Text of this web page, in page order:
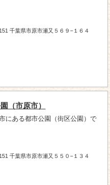
千葉県市原市瀬又５６９−１６４
（市原市）
にある都市公園（街区公園）で
千葉県市原市瀬又５５０−１３４